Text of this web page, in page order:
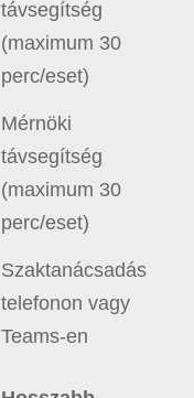
távsegítség
(maximum 30
perc/eset)
Mérnöki
távsegítség
(maximum 30
perc/eset)
Szaktanácsadás
telefonon vagy
Teams-en